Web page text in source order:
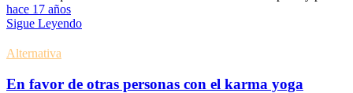
hace 17 años
Sigue Leyendo
Alternativa
En favor de otras personas con el karma yoga